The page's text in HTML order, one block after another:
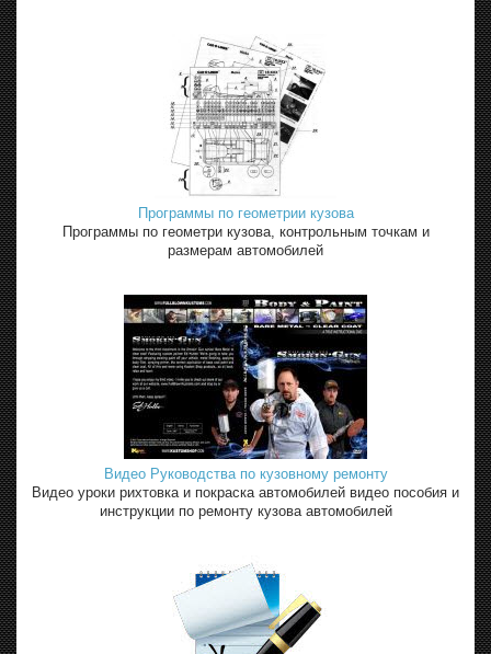
Программы по геометрии кузова
Программы по геометри кузова, контрольным точкам и
размерам автомобилей
Видео Руководства по кузовному ремонту
Видео уроки рихтовка и покраска автомобилей видео пособия и
инструкции по ремонту кузова автомобилей